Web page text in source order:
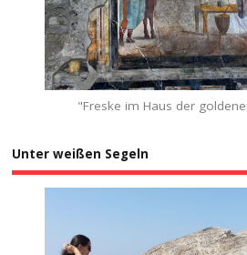
"Freske im Haus der
Unter weißen Segeln